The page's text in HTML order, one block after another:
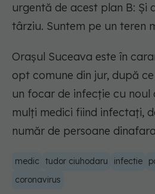
urgentă de acest plan B: Și
târziu. Suntem pe un teren
Orașul Suceava este în
opt comune din jur, după
un focar de infecție cu noul
mulți medici fiind infectați,
număr de persoane
medic tudor ciuhodaru infectie
coronavirus